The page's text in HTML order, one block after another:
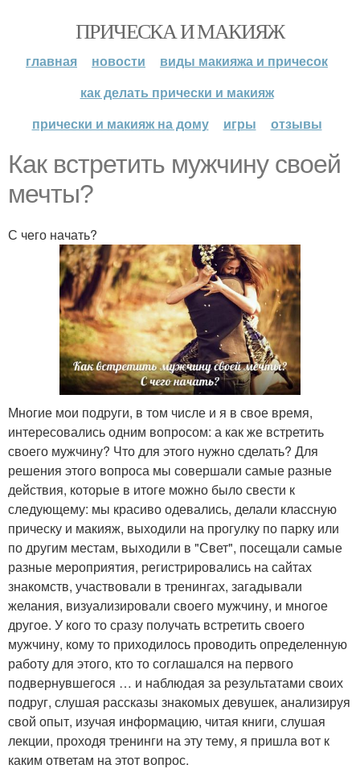
ПРИЧЕСКА И МАКИЯЖ
главная новости
виды макияжа и причесок
как делать прически и макияж
прически и макияж на дому
игры отзывы
Как встретить мужчину своей
мечты?
С чего начать?
Многие мои подруги, в том числе и я в свое время,
интересовались одним вопросом: а как же встретить
своего мужчину? Что для этого нужно сделать? Для
решения этого вопроса мы совершали самые разные
действия, которые в итоге можно было свести к
следующему: мы красиво одевались, делали классную
прическу и макияж, выходили на прогулку по парку или
по другим местам, выходили в "Свет", посещали самые
разные мероприятия, регистрировались на сайтах
знакомств, участвовали в тренингах, загадывали
желания, визуализировали своего мужчину, и многое
другое. У кого то сразу получать встретить своего
мужчину, кому то приходилось проводить определенную
работу для этого, кто то соглашался на первого
подвернувшегося … и наблюдая за результатами своих
подруг, слушая рассказы знакомых девушек, анализируя
свой опыт, изучая информацию, читая книги, слушая
лекции, проходя тренинги на эту тему, я пришла вот к
каким ответам на этот вопрос.